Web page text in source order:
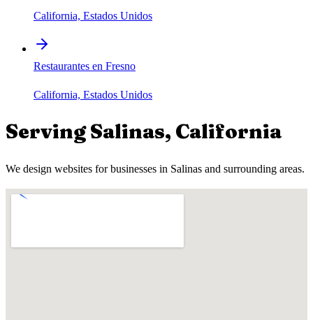
California, Estados Unidos
Restaurantes en Fresno
California, Estados Unidos
ServingSalinas, California
We design websites for businesses in Salinas and surrounding areas.